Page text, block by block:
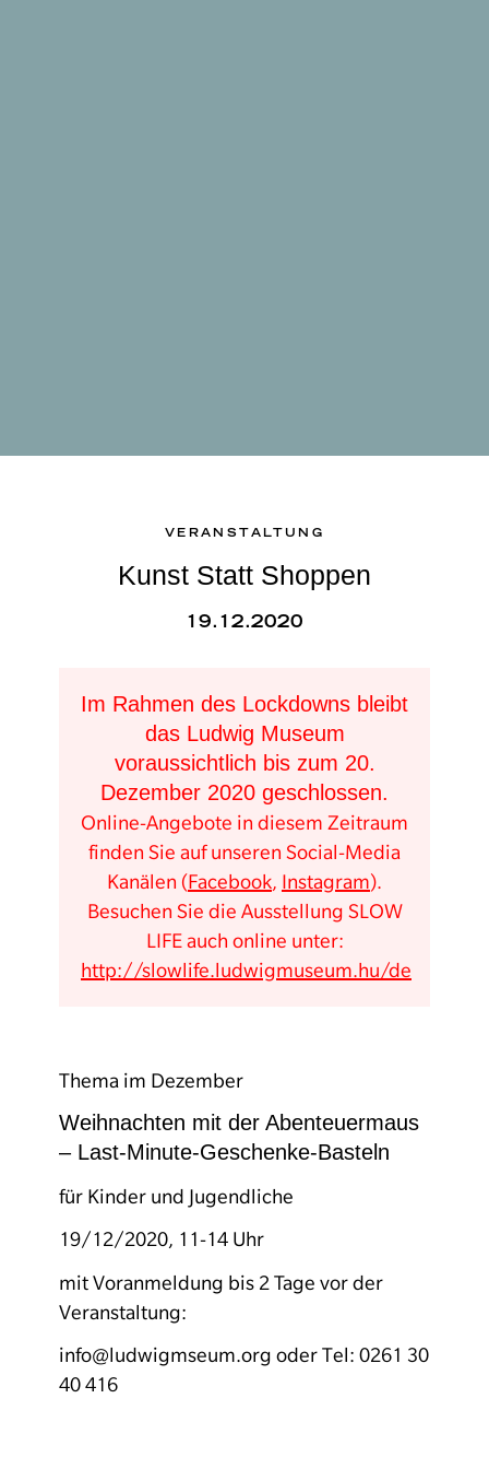
VERANSTALTUNG
Kunst Statt Shoppen
19.12.2020
Im Rahmen des Lockdowns bleibt
das Ludwig Museum
voraussichtlich bis zum 20.
Dezember 2020 geschlossen.
Online-Angebote in diesem Zeitraum
finden Sie auf unseren Social-Media
Kanälen (Facebook, Instagram).
Besuchen Sie die Ausstellung SLOW
LIFE auch online unter:
http://slowlife.ludwigmuseum.hu/de
Thema im Dezember
Weihnachten mit der Abenteuermaus
– Last-Minute-Geschenke-Basteln
für Kinder und Jugendliche
19/12/2020, 11-14 Uhr
mit Voranmeldung bis 2 Tage vor der
Veranstaltung:
info@ludwigmseum.org oder Tel: 0261 30
40 416